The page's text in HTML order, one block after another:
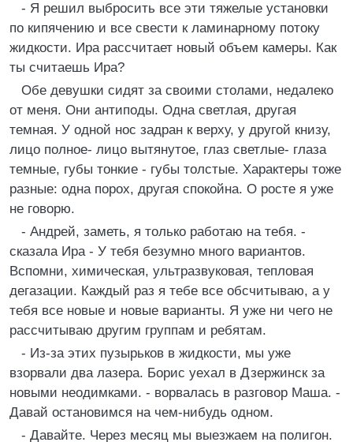
- Я решил выбросить все эти тяжелые установки
по кипячению и все свести к ламинарному потоку
жидкости. Ира рассчитает новый объем камеры. Как
ты считаешь Ира?
Обе девушки сидят за своими столами, недалеко
от меня. Они антиподы. Одна светлая, другая
темная. У одной нос задран к верху, у другой книзу,
лицо полное- лицо вытянутое, глаз светлые- глаза
темные, губы тонкие - губы толстые. Характеры тоже
разные: одна порох, другая спокойна. О росте я уже
не говорю.
- Андрей, заметь, я только работаю на тебя. -
сказала Ира - У тебя безумно много вариантов.
Вспомни, химическая, ультразвуковая, тепловая
дегазации. Каждый раз я тебе все обсчитываю, а у
тебя все новые и новые варианты. Я уже ни чего не
рассчитываю другим группам и ребятам.
- Из-за этих пузырьков в жидкости, мы уже
взорвали два лазера. Борис уехал в Дзержинск за
новыми неодимками. - ворвалась в разговор Маша. -
Давай остановимся на чем-нибудь одном.
- Давайте. Через месяц мы выезжаем на полигон.